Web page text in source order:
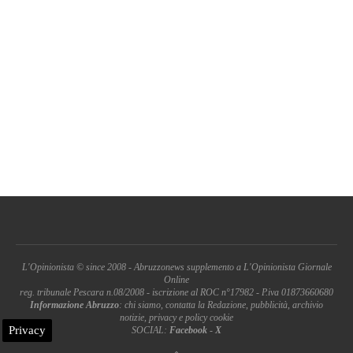
L'Opinionista © since 2008 - Abruzzonews supplemento a L'Opinionista Giornale
Online
reg. tribunale Pescara n.08/2008 - iscrizione al ROC n°17982 - P.iva 01873660680
Informazione Abruzzo: chi siamo, contatta la Redazione, pubblicità, archivio
notizie, privacy e policy cookie
SOCIAL: Facebook - X
Privacy